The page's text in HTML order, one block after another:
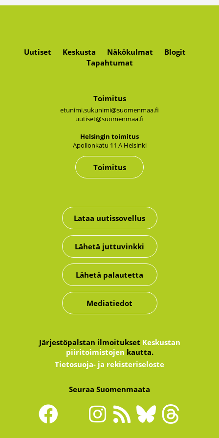
Uutiset Keskusta Näkökulmat
Blogit
Tapahtumat
Toimitus
etunimi.sukunimi@suomenmaa.fi
uutiset@suomenmaa.fi
Hel­sin­gin toi­mi­tus
Apol­lon­ka­tu 11 A Hel­sin­ki
Toimitus
Lataa uutissovellus
Lähetä juttuvinkki
Lähetä palautetta
Mediatiedot
Järjestöpalstan ilmoitukset Keskustan
piiritoimistojen kautta.
Tietosuoja- ja rekisteriseloste
Seuraa Suomenmaata